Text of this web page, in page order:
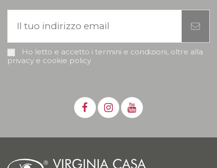
Ho letto e accetto i termini e condizioni, oltre alla
privacy e cookie policy